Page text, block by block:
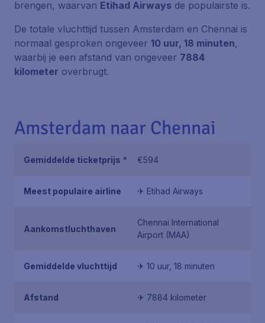
brengen, waarvan Etihad Airways de populairste is.
De totale vluchttijd tussen Amsterdam en Chennai is
normaal gesproken ongeveer 10 uur, 18 minuten,
waarbij je een afstand van ongeveer 7884
kilometer overbrugt.
Amsterdam naar Chennai
Gemiddelde ticketprijs * €594
Meest populaire airline ✈ Etihad Airways
Aankomstluchthaven
Chennai International
Airport (MAA)
Gemiddelde vluchttijd ✈ 10 uur, 18 minuten
Afstand ✈ 7884 kilometer